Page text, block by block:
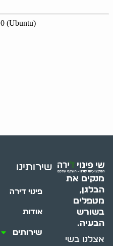
מנקים את
הבלגן,
מטפלים
בשורש
הבעיה.
אצלנו בשי
שירותינו
פינוי דירה
אודות
שירותים